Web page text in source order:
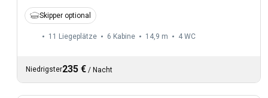
Skipper optional
11 Liegeplätze 6 Kabine 14,9 m 4 WC
Niedrigster235 € / Nacht